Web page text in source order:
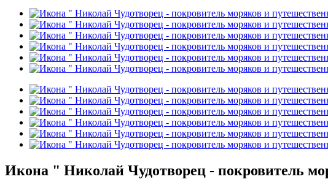
Икона " Николай Чудотворец - покровитель